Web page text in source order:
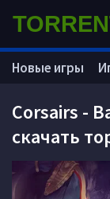
Corsairs -
скачать
Новые игры